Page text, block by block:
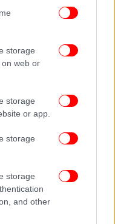
storage
web or
storage
or app.
storage
storage
and other
3 με 4 πρόσκαιρα
Κελσίου.
07-2024
πρόσκαιρες
το μεσημέρι -
μεταβλητοί
ώρες